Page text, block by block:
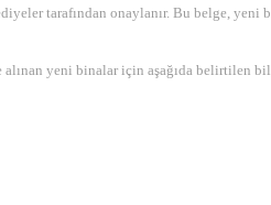
tarafından onaylanır. Bu belge,
yeni binalar için aşağıda belirtilen